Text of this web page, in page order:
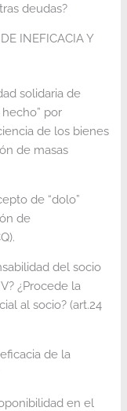
deudas?
INEFICACIA Y
solidaria de
por
de los bienes
de masas
de “dolo”
de
del socio
¿Procede la
al socio? (art.24
de la
en el